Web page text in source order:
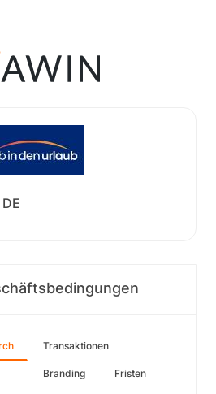
Transaktionen
Branding Fristen